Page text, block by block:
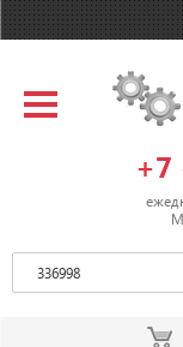
+7